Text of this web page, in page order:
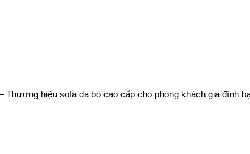
Thương hiệu sofa da bò cao cấp cho phòng khách gia đình